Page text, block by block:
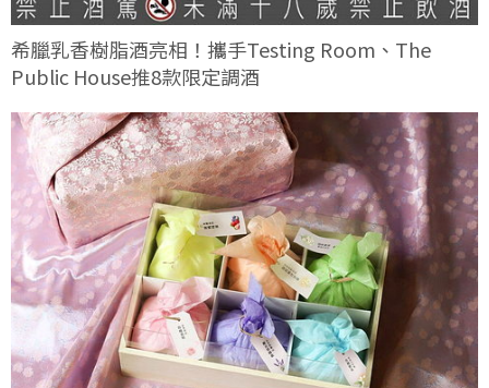
希臘乳香樹脂酒亮相！攜手Testing Room、The
Public House推8款限定調酒